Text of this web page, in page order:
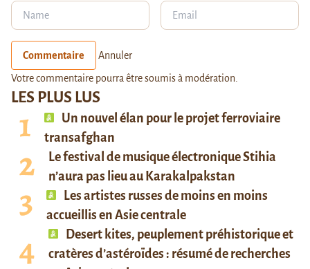
LES PLUS LUS
Un nouvel élan pour le projet ferroviaire
transafghan
Le festival de musique électronique Stihia
n’aura pas lieu au Karakalpakstan
Les artistes russes de moins en moins
accueillis en Asie centrale
Desert kites, peuplement préhistorique et
cratères d’astéroïdes : résumé de recherches
Commentaire Annuler
Votre commentaire pourra être soumis à modération.